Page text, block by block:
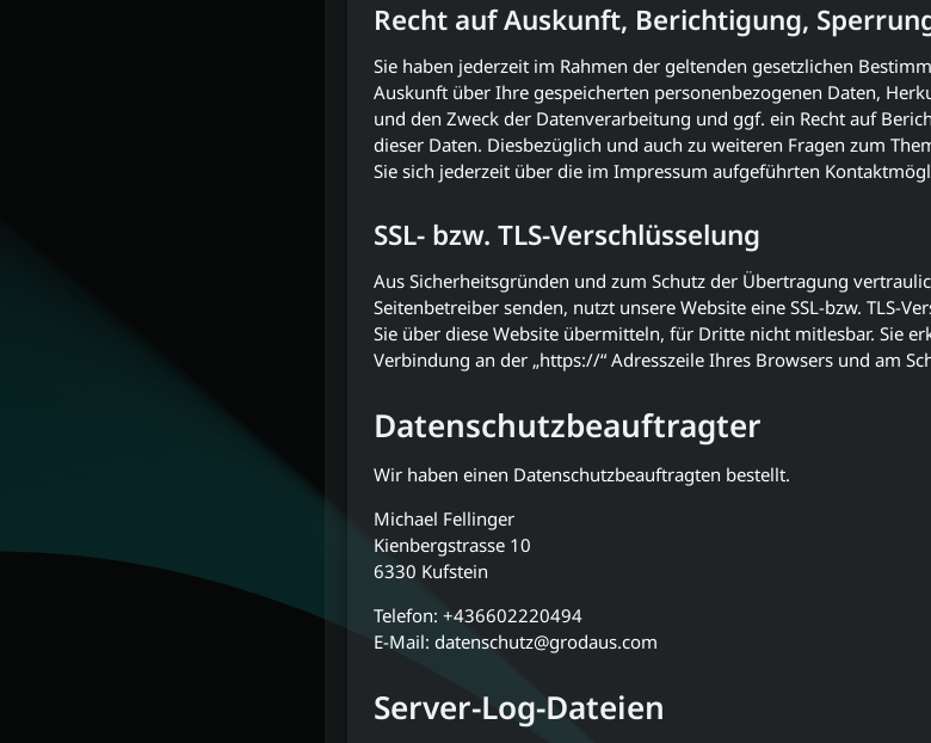
Recht auf Auskunft, Berichtigung,
Sie haben jederzeit im Rahmen der geltenden gesetzlichen
Auskunft über Ihre gespeicherten personenbezogenen Daten,
und den Zweck der Datenverarbeitung und ggf. ein Recht auf
dieser Daten. Diesbezüglich und auch zu weiteren Fragen zum
Sie sich jederzeit über die im Impressum aufgeführten
SSL- bzw. TLS-Verschlüsselung
Aus Sicherheitsgründen und zum Schutz der Übertragung
Seitenbetreiber senden, nutzt unsere Website eine SSL-bzw. TLS-
Sie über diese Website übermitteln, für Dritte nicht mitlesbar. Sie
Verbindung an der „https://“ Adresszeile Ihres Browsers und am
Datenschutzbeauftragter
Wir haben einen Datenschutzbeauftragten bestellt.
Michael Fellinger
Kienbergstrasse 10
6330 Kufstein
Telefon: +436602220494
E-Mail: datenschutz@grodaus.com
Server-Log-Dateien